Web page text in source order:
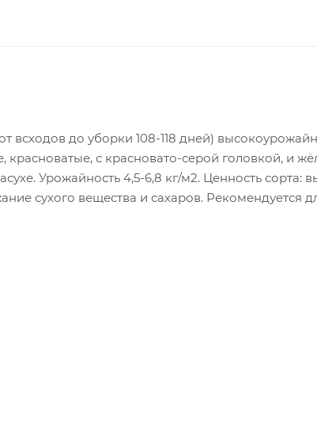
всходов до уборки 108-118 дней)
красноватые, с красновато-серой головкой, и
Урожайность 4,5-6,8 кг/м2. Ценность сорта:
сухого вещества и сахаров. Рекомендуется